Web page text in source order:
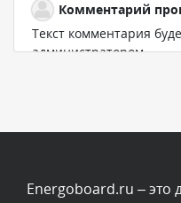
Комментарий
Текст комментария
администратором.
Energoboard.ru –